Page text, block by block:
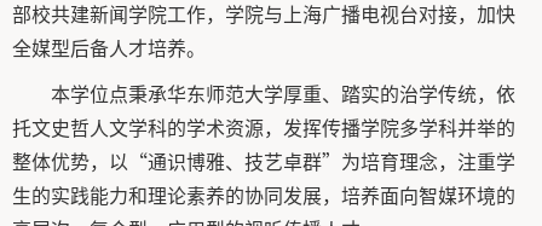
部校共建新闻学院工作，学院与上海广播电视台对接，加快
全媒型后备人才培养。
本学位点秉承华东师范大学厚重、踏实的治学传统，依
托文史哲人文学科的学术资源，发挥传播学院多学科并举的
整体优势，以“通识博雅、技艺卓群”为培育理念，注重学
生的实践能力和理论素养的协同发展，培养面向智媒环境的